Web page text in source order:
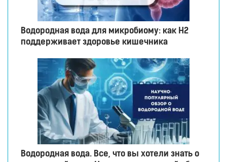
Водородная вода для микробиому: как H2
поддерживает здоровье кишечника
Водородная вода. Все, что вы хотели знать о